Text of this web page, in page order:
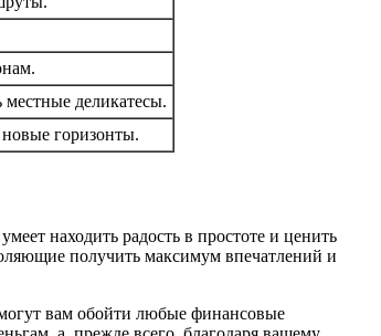
деликатесы.
горизонты.
находить радость в простоте и ценить
получить максимум впечатлений и
вам обойти любые финансовые